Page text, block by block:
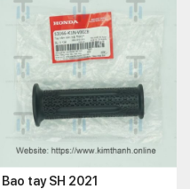
Bao tay SH 2021